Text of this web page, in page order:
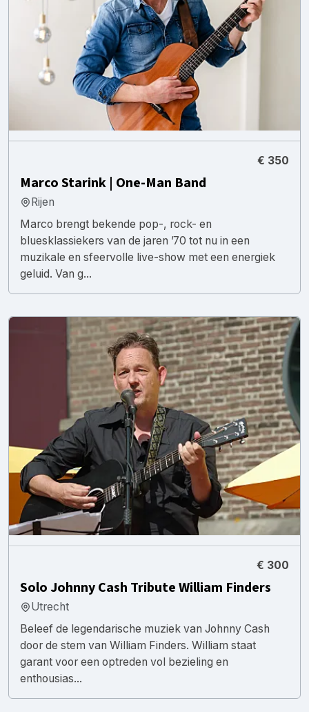
€ 350
Marco Starink | One-Man Band
Rijen
Marco brengt bekende pop-, rock- en
bluesklassiekers van de jaren ’70 tot nu in een
muzikale en sfeervolle live-show met een energiek
geluid. Van g...
€ 300
Solo Johnny Cash Tribute William Finders
Utrecht
Beleef de legendarische muziek van Johnny Cash
door de stem van William Finders. William staat
garant voor een optreden vol bezieling en
enthousias...